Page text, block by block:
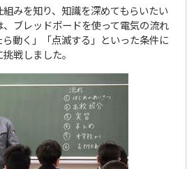
みを知り、知識を深めてもらいたい
ブレッドボードを使って電気の流れ
動く」「点滅する」といった条件に
戦しました。